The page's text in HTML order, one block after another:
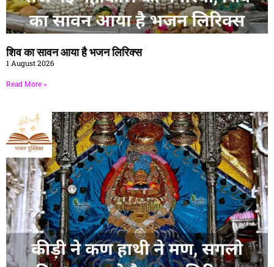
शिव का सावन आया है भजन लिरिक्स
1 August 2026
Read More »